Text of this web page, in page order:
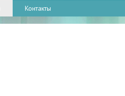
Контакты